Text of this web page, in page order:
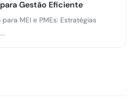
Gestão Eficiente
MEI e PMEs: Estratégias